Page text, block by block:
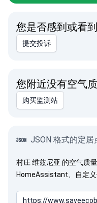
您是否感到或看
提交投诉
您附近没有空气
购买监测站
JSON 格式的定居
村庄 维兹尼亚 的空气质
HomeAssistant、自定义